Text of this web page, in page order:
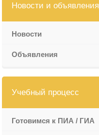
Новости и объявления
Новости
Объявления
Учебный процесс
Готовимся к ПИА / ГИА